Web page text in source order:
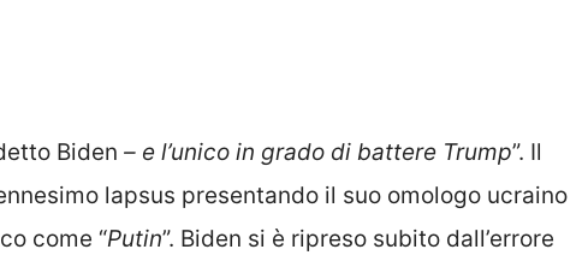
Biden – e l’unico in grado di battere Trump”. Il
lapsus presentando il suo omologo ucraino
come “Putin”. Biden si è ripreso subito dall’errore